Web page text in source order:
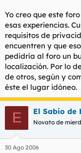
Yo creo que este
esas experiencias.
requisitos de
encuentren y que
pedidría al foro un
localización. Por lo
de otros, según y
éste el lugar idóneo.
E El Sabio de
Novato de
30 Ago 2006